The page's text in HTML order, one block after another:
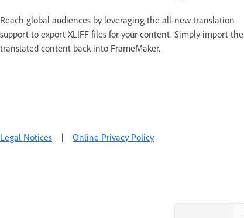
Reach global audiences by leveraging the all-new translation
support to export XLIFF files for your content. Simply import the
translated content back into FrameMaker.
Legal Notices | Online Privacy Policy